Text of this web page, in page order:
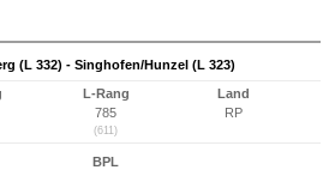
(L 332) - Singhofen/Hunzel (L 323)
L-Rang
785
(611)
Land
RP
BPL